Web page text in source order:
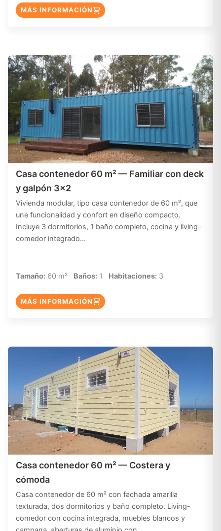
MÁS INFORMACIÓN
Casa contenedor 60 m² — Familiar con deck
y galpón 3×2
Vivienda modular, tipo casa contenedor de 60 m², que
une funcionalidad y confort en diseño compacto.
Incluye 3 dormitorios, 1 baño completo, cocina y living–
comedor integrado…
Tamaño: 60 m² Baños: 1 Habitaciones: 3
MÁS INFORMACIÓN
Casa contenedor 60 m² — Costera y
cómoda
Casa contenedor de 60 m² con fachada amarilla
texturada, dos dormitorios y baño completo. Living-
comedor con cocina integrada, muebles blancos y